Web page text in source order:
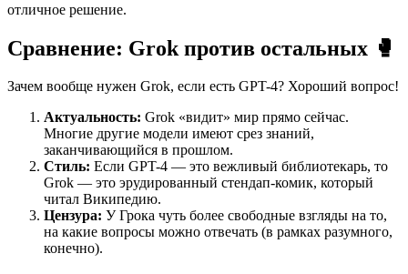
отличное решение.
Сравнение: Grok против остальных 🥊
Зачем вообще нужен Grok, если есть GPT-4? Хороший вопрос!
Актуальность: Grok «видит» мир прямо сейчас.
Многие другие модели имеют срез знаний,
заканчивающийся в прошлом.
Стиль: Если GPT-4 — это вежливый библиотекарь, то
Grok — это эрудированный стендап-комик, который
читал Википедию.
Цензура: У Грока чуть более свободные взгляды на то,
на какие вопросы можно отвечать (в рамках разумного,
конечно).